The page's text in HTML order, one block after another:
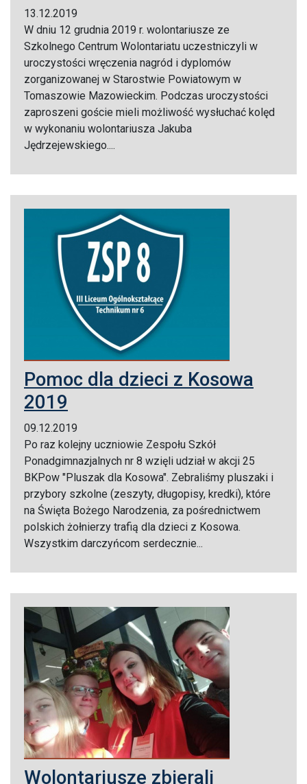
13.12.2019
W dniu 12 grudnia 2019 r. wolontariusze ze
Szkolnego Centrum Wolontariatu uczestniczyli w
uroczystości wręczenia nagród i dyplomów
zorganizowanej w Starostwie Powiatowym w
Tomaszowie Mazowieckim. Podczas uroczystości
zaproszeni goście mieli możliwość wysłuchać kolęd
w wykonaniu wolontariusza Jakuba
Jędrzejewskiego....
Pomoc dla dzieci z Kosowa
2019
09.12.2019
Po raz kolejny uczniowie Zespołu Szkół
Ponadgimnazjalnych nr 8 wzięli udział w akcji 25
BKPow "Pluszak dla Kosowa". Zebraliśmy pluszaki i
przybory szkolne (zeszyty, długopisy, kredki), które
na Święta Bożego Narodzenia, za pośrednictwem
polskich żołnierzy trafią dla dzieci z Kosowa.
Wszystkim darczyńcom serdecznie...
Wolontariusze zbierali